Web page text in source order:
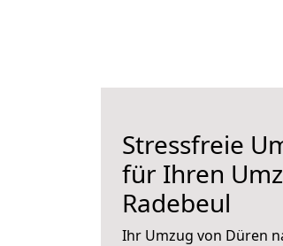
Stressfreie
für Ihren
Radebeul
Ihr Umzug von Düren